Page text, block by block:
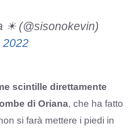
☀ (@sisonokevin)
2022
scintille direttamente
di Oriana, che ha fatto
si farà mettere i piedi in